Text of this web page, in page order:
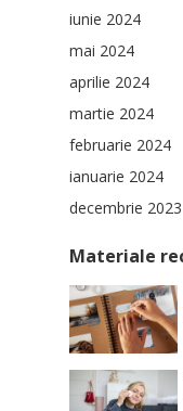
iunie 2024
mai 2024
aprilie 2024
martie 2024
februarie 2024
ianuarie 2024
decembrie 2023
Materiale